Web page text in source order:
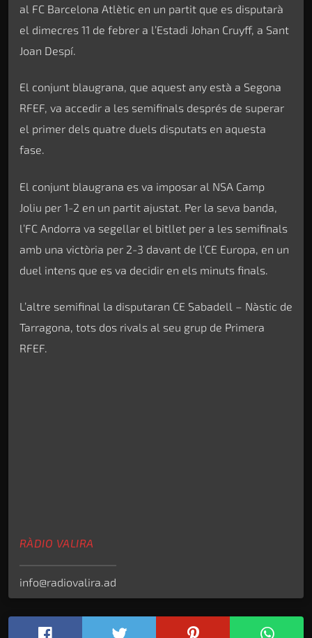
al FC Barcelona Atlètic en un partit que es disputarà
el dimecres 11 de febrer a l’Estadi Johan Cruyff, a Sant
Joan Despí.
El conjunt blaugrana, que aquest any està a Segona
RFEF, va accedir a les semifinals després de superar
el primer dels quatre duels disputats en aquesta
fase.
El conjunt blaugrana es va imposar al NSA Camp
Joliu per 1-2 en un partit ajustat. Per la seva banda,
l’FC Andorra va segellar el bitllet per a les semifinals
amb una victòria per 2-3 davant de l’CE Europa, en un
duel intens que es va decidir en els minuts finals.
L’altre semifinal la disputaran CE Sabadell – Nàstic de
Tarragona, tots dos rivals al seu grup de Primera
RFEF.
RÀDIO VALIRA
info@radiovalira.ad